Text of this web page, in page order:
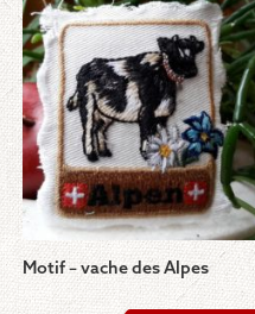
Motif – vache des Alpes